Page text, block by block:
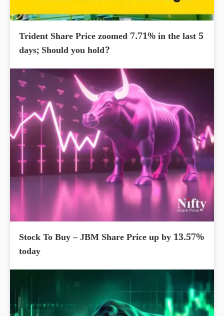
Trident Share Price zoomed 7.71% in the last 5
days; Should you hold?
Stock To Buy – JBM Share Price up by 13.57%
today